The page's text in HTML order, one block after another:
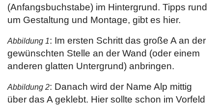
(Anfangsbuchstabe) im Hintergrund. Tipps rund
um Gestaltung und Montage, gibt es hier.
Abbildung 1: Im ersten Schritt das große A an der
gewünschten Stelle an der Wand (oder einem
anderen glatten Untergrund) anbringen.
Abbildung 2: Danach wird der Name Alp mittig
über das A geklebt. Hier sollte schon im Vorfeld